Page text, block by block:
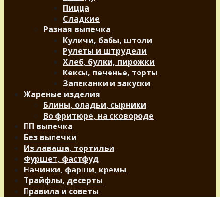
Пицца
Сладкие
Разная выпечка
Куличи, бабы, штоли
Рулеты и штрудели
Хлеб, булки, пирожки
Кексы, печенье, торты
Запеканки и закуски
Жареные изделия
Блины, оладьи, сырники
Во фритюре, на сковороде
ПП выпечка
Без выпечки
Из лаваша, тортильи
Фуршет, фастфуд
Начинки, фарши, кремы
Трайфлы, десерты
Правила и советы